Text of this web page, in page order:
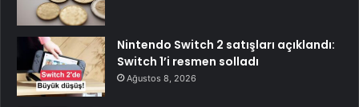
Nintendo Switch 2 satışları açıklandı:
Switch 1’i resmen solladı
Ağustos 8, 2026